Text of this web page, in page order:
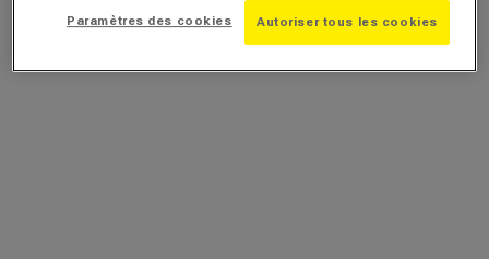
Paramètres des cookies Autoriser tous les cookies